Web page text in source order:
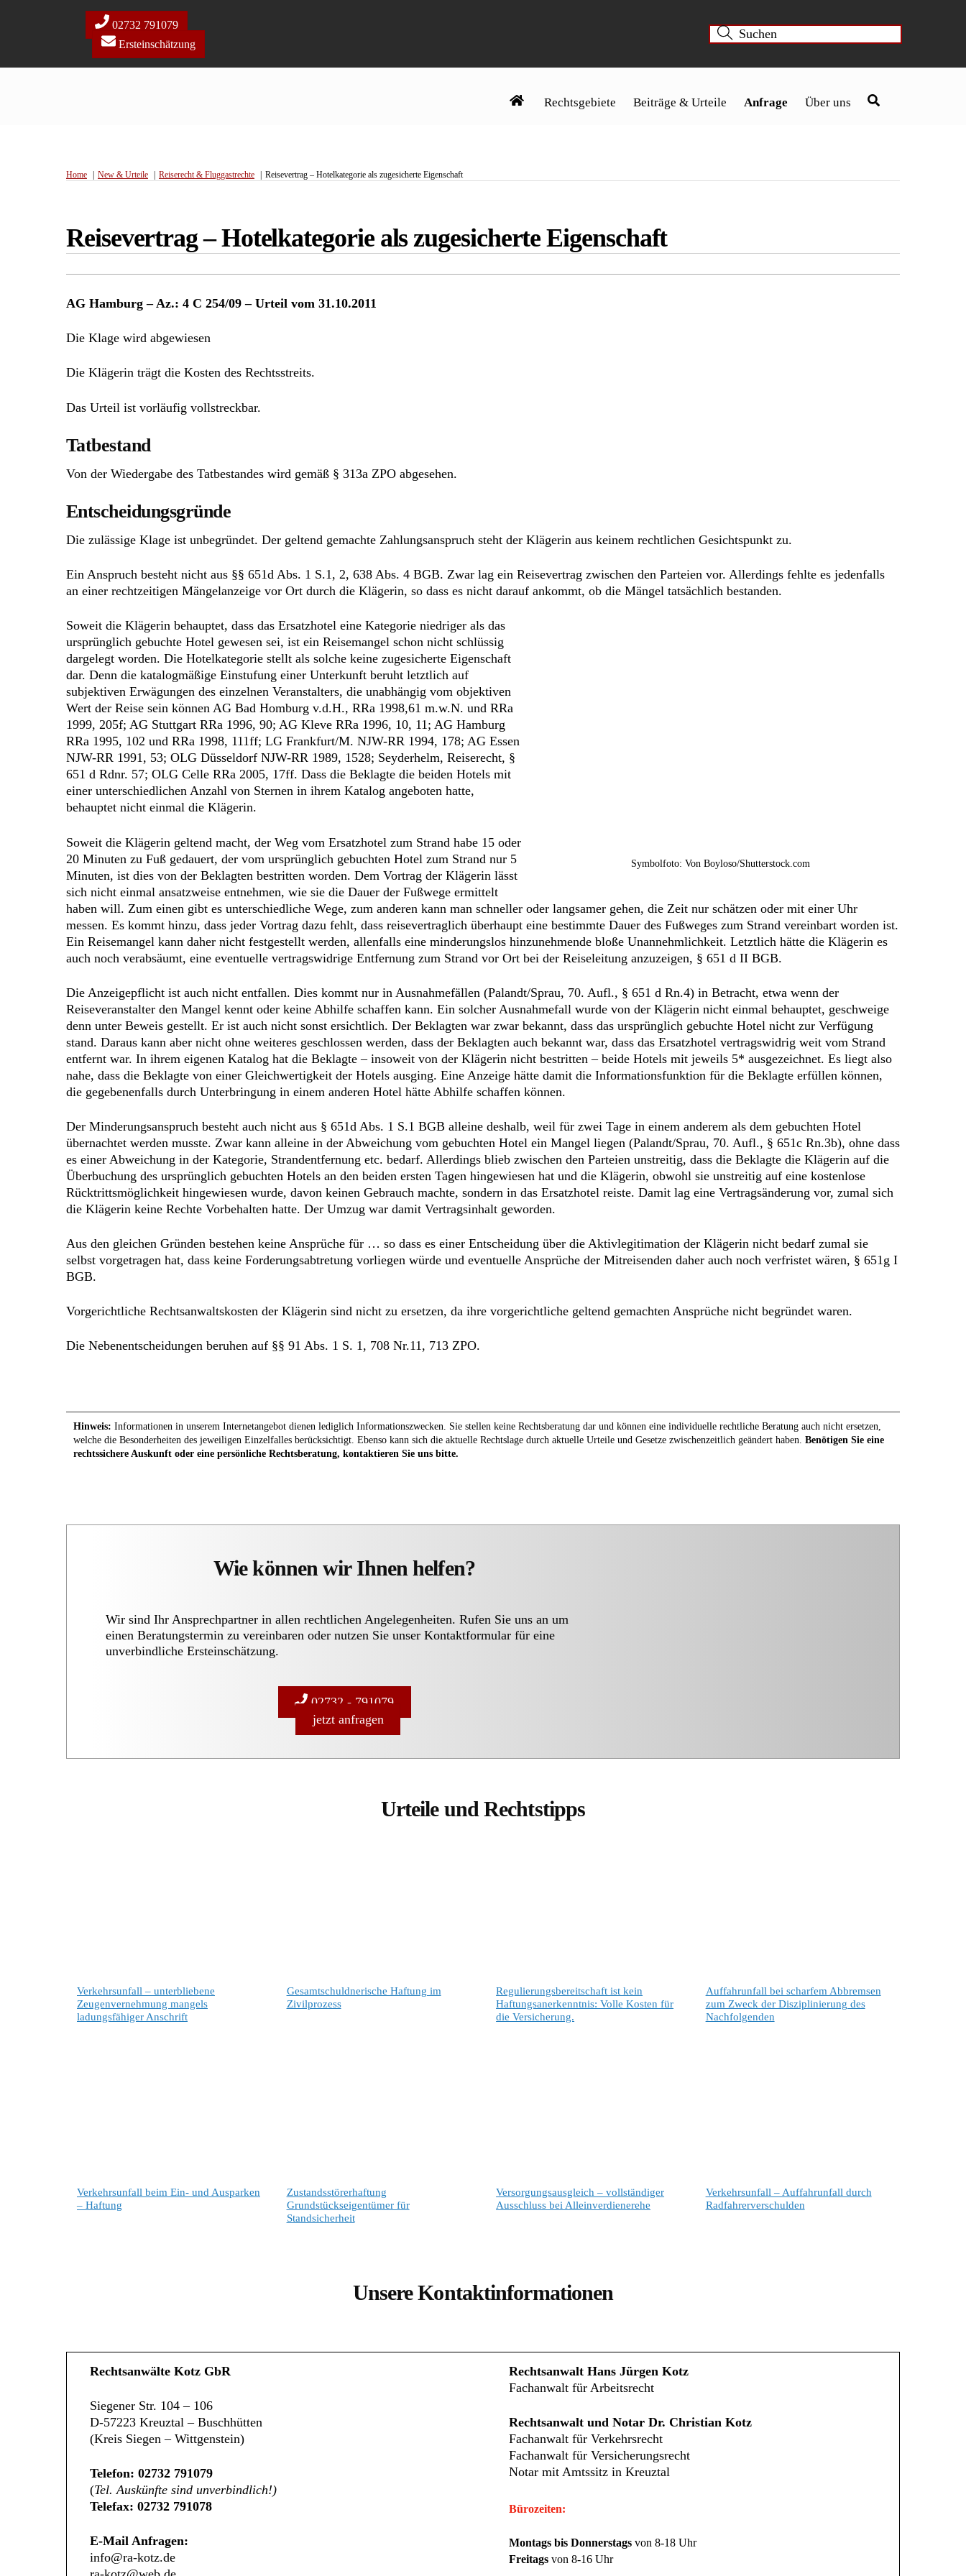
02732 791079
Ersteinschätzung
Rechtsgebiete Beiträge & Urteile Anfrage Über uns
Home New & Urteile Reiserecht & Fluggastrechte Reisevertrag – Hotelkategorie als zugesicherte Eigenschaft
Reisevertrag – Hotelkategorie als zugesicherte Eigenschaft
AG Hamburg – Az.: 4 C 254/09 – Urteil vom 31.10.2011
Die Klage wird abgewiesen
Die Klägerin trägt die Kosten des Rechtsstreits.
Das Urteil ist vorläufig vollstreckbar.
Tatbestand
Von der Wiedergabe des Tatbestandes wird gemäß § 313a ZPO abgesehen.
Entscheidungsgründe
Die zulässige Klage ist unbegründet. Der geltend gemachte Zahlungsanspruch steht der Klägerin aus keinem rechtlichen Gesichtspunkt zu.
Ein Anspruch besteht nicht aus §§ 651d Abs. 1 S.1, 2, 638 Abs. 4 BGB. Zwar lag ein Reisevertrag zwischen den Parteien vor. Allerdings fehlte es jedenfalls
an einer rechtzeitigen Mängelanzeige vor Ort durch die Klägerin, so dass es nicht darauf ankommt, ob die Mängel tatsächlich bestanden.
Symbolfoto: Von Boyloso/Shutterstock.com
Soweit die Klägerin behauptet, dass das Ersatzhotel eine Kategorie niedriger als das
ursprünglich gebuchte Hotel gewesen sei, ist ein Reisemangel schon nicht schlüssig
dargelegt worden. Die Hotelkategorie stellt als solche keine zugesicherte Eigenschaft
dar. Denn die katalogmäßige Einstufung einer Unterkunft beruht letztlich auf
subjektiven Erwägungen des einzelnen Veranstalters, die unabhängig vom objektiven
Wert der Reise sein können AG Bad Homburg v.d.H., RRa 1998,61 m.w.N. und RRa
1999, 205f; AG Stuttgart RRa 1996, 90; AG Kleve RRa 1996, 10, 11; AG Hamburg
RRa 1995, 102 und RRa 1998, 111ff; LG Frankfurt/M. NJW-RR 1994, 178; AG Essen
NJW-RR 1991, 53; OLG Düsseldorf NJW-RR 1989, 1528; Seyderhelm, Reiserecht, §
651 d Rdnr. 57; OLG Celle RRa 2005, 17ff. Dass die Beklagte die beiden Hotels mit
einer unterschiedlichen Anzahl von Sternen in ihrem Katalog angeboten hatte,
behauptet nicht einmal die Klägerin.
Soweit die Klägerin geltend macht, der Weg vom Ersatzhotel zum Strand habe 15 oder
20 Minuten zu Fuß gedauert, der vom ursprünglich gebuchten Hotel zum Strand nur 5
Minuten, ist dies von der Beklagten bestritten worden. Dem Vortrag der Klägerin lässt
sich nicht einmal ansatzweise entnehmen, wie sie die Dauer der Fußwege ermittelt
haben will. Zum einen gibt es unterschiedliche Wege, zum anderen kann man schneller oder langsamer gehen, die Zeit nur schätzen oder mit einer Uhr
messen. Es kommt hinzu, dass jeder Vortrag dazu fehlt, dass reisevertraglich überhaupt eine bestimmte Dauer des Fußweges zum Strand vereinbart worden ist.
Ein Reisemangel kann daher nicht festgestellt werden, allenfalls eine minderungslos hinzunehmende bloße Unannehmlichkeit. Letztlich hätte die Klägerin es
auch noch verabsäumt, eine eventuelle vertragswidrige Entfernung zum Strand vor Ort bei der Reiseleitung anzuzeigen, § 651 d II BGB.
Die Anzeigepflicht ist auch nicht entfallen. Dies kommt nur in Ausnahmefällen (Palandt/Sprau, 70. Aufl., § 651 d Rn.4) in Betracht, etwa wenn der
Reiseveranstalter den Mangel kennt oder keine Abhilfe schaffen kann. Ein solcher Ausnahmefall wurde von der Klägerin nicht einmal behauptet, geschweige
denn unter Beweis gestellt. Er ist auch nicht sonst ersichtlich. Der Beklagten war zwar bekannt, dass das ursprünglich gebuchte Hotel nicht zur Verfügung
stand. Daraus kann aber nicht ohne weiteres geschlossen werden, dass der Beklagten auch bekannt war, dass das Ersatzhotel vertragswidrig weit vom Strand
entfernt war. In ihrem eigenen Katalog hat die Beklagte – insoweit von der Klägerin nicht bestritten – beide Hotels mit jeweils 5* ausgezeichnet. Es liegt also
nahe, dass die Beklagte von einer Gleichwertigkeit der Hotels ausging. Eine Anzeige hätte damit die Informationsfunktion für die Beklagte erfüllen können,
die gegebenenfalls durch Unterbringung in einem anderen Hotel hätte Abhilfe schaffen können.
Der Minderungsanspruch besteht auch nicht aus § 651d Abs. 1 S.1 BGB alleine deshalb, weil für zwei Tage in einem anderem als dem gebuchten Hotel
übernachtet werden musste. Zwar kann alleine in der Abweichung vom gebuchten Hotel ein Mangel liegen (Palandt/Sprau, 70. Aufl., § 651c Rn.3b), ohne dass
es einer Abweichung in der Kategorie, Strandentfernung etc. bedarf. Allerdings blieb zwischen den Parteien unstreitig, dass die Beklagte die Klägerin auf die
Überbuchung des ursprünglich gebuchten Hotels an den beiden ersten Tagen hingewiesen hat und die Klägerin, obwohl sie unstreitig auf eine kostenlose
Rücktrittsmöglichkeit hingewiesen wurde, davon keinen Gebrauch machte, sondern in das Ersatzhotel reiste. Damit lag eine Vertragsänderung vor, zumal sich
die Klägerin keine Rechte Vorbehalten hatte. Der Umzug war damit Vertragsinhalt geworden.
Aus den gleichen Gründen bestehen keine Ansprüche für … so dass es einer Entscheidung über die Aktivlegitimation der Klägerin nicht bedarf zumal sie
selbst vorgetragen hat, dass keine Forderungsabtretung vorliegen würde und eventuelle Ansprüche der Mitreisenden daher auch noch verfristet wären, § 651g I
BGB.
Vorgerichtliche Rechtsanwaltskosten der Klägerin sind nicht zu ersetzen, da ihre vorgerichtliche geltend gemachten Ansprüche nicht begründet waren.
Die Nebenentscheidungen beruhen auf §§ 91 Abs. 1 S. 1, 708 Nr.11, 713 ZPO.
Hinweis: Informationen in unserem Internetangebot dienen lediglich Informationszwecken. Sie stellen keine Rechtsberatung dar und können eine individuelle rechtliche Beratung auch nicht ersetzen,
welche die Besonderheiten des jeweiligen Einzelfalles berücksichtigt. Ebenso kann sich die aktuelle Rechtslage durch aktuelle Urteile und Gesetze zwischenzeitlich geändert haben. Benötigen Sie eine
rechtssichere Auskunft oder eine persönliche Rechtsberatung, kontaktieren Sie uns bitte.
Wie können wir Ihnen helfen?
Wir sind Ihr Ansprechpartner in allen rechtlichen Angelegenheiten. Rufen Sie uns an um
einen Beratungstermin zu vereinbaren oder nutzen Sie unser Kontaktformular für eine
unverbindliche Ersteinschätzung.
02732 - 791079
jetzt anfragen
Urteile und Rechtstipps
Verkehrsunfall – unterbliebene
Zeugenvernehmung mangels
ladungsfähiger Anschrift
Gesamtschuldnerische Haftung im
Zivilprozess
Regulierungsbereitschaft ist kein
Haftungsanerkenntnis: Volle Kosten für
die Versicherung.
Auffahrunfall bei scharfem Abbremsen
zum Zweck der Disziplinierung des
Nachfolgenden
Verkehrsunfall beim Ein- und Ausparken
– Haftung
Zustandsstörerhaftung
Grundstückseigentümer für
Standsicherheit
Versorgungsausgleich – vollständiger
Ausschluss bei Alleinverdienerehe
Verkehrsunfall – Auffahrunfall durch
Radfahrerverschulden
Unsere Kontaktinformationen
Rechtsanwälte Kotz GbR
Siegener Str. 104 – 106
D-57223 Kreuztal – Buschhütten
(Kreis Siegen – Wittgenstein)
Telefon: 02732 791079
(Tel. Auskünfte sind unverbindlich!)
Telefax: 02732 791078
E-Mail Anfragen:
info@ra-kotz.de
Rechtsanwalt Hans Jürgen Kotz
Fachanwalt für Arbeitsrecht
Rechtsanwalt und Notar Dr. Christian Kotz
Fachanwalt für Verkehrsrecht
Fachanwalt für Versicherungsrecht
Notar mit Amtssitz in Kreuztal
Bürozeiten:
Montags bis Donnerstagsvon 8-18 Uhr
Freitagsvon 8-16 Uhr